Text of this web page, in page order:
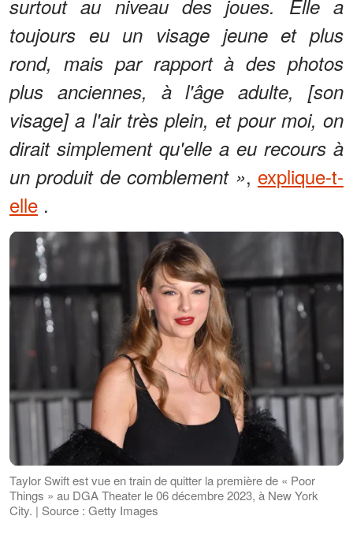
surtout au niveau des joues. Elle a
toujours eu un visage jeune et plus
rond, mais par rapport à des photos
plus anciennes, à l'âge adulte, [son
visage] a l'air très plein, et pour moi, on
dirait simplement qu'elle a eu recours à
un produit de comblement », explique-t-
elle .
Taylor Swift est vue en train de quitter la première de « Poor
Things » au DGA Theater le 06 décembre 2023, à New York
City. | Source : Getty Images